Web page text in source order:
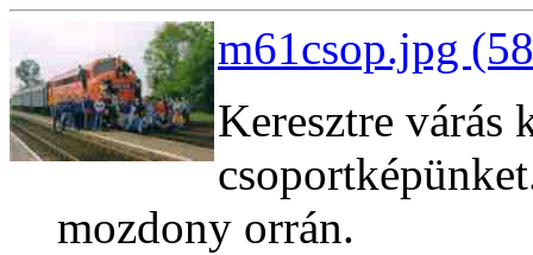
m61csop.jpg
Keresztre várás
mozdony orrán.